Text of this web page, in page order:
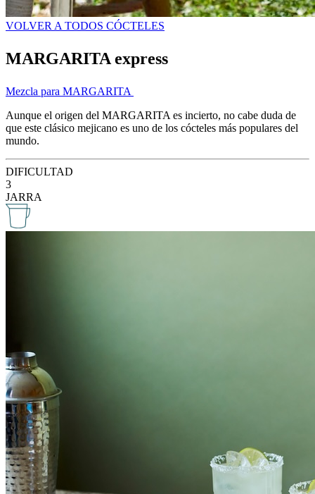
VOLVER A TODOS CÓCTELES
MARGARITA express
Mezcla para MARGARITA
Aunque el origen del MARGARITA es incierto, no cabe duda de
que este clásico mejicano es uno de los cócteles más populares del
mundo.
DIFICULTAD
3
JARRA